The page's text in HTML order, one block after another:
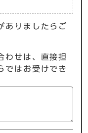
ありましたらご
わせは、直接担
ではお受けでき